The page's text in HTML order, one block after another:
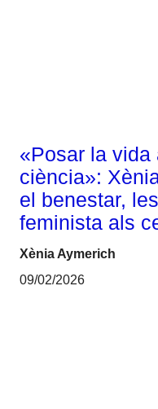
«Posar la vida
ciència»:
el benestar,
feminista als
Xènia Aymerich
09/02/2026